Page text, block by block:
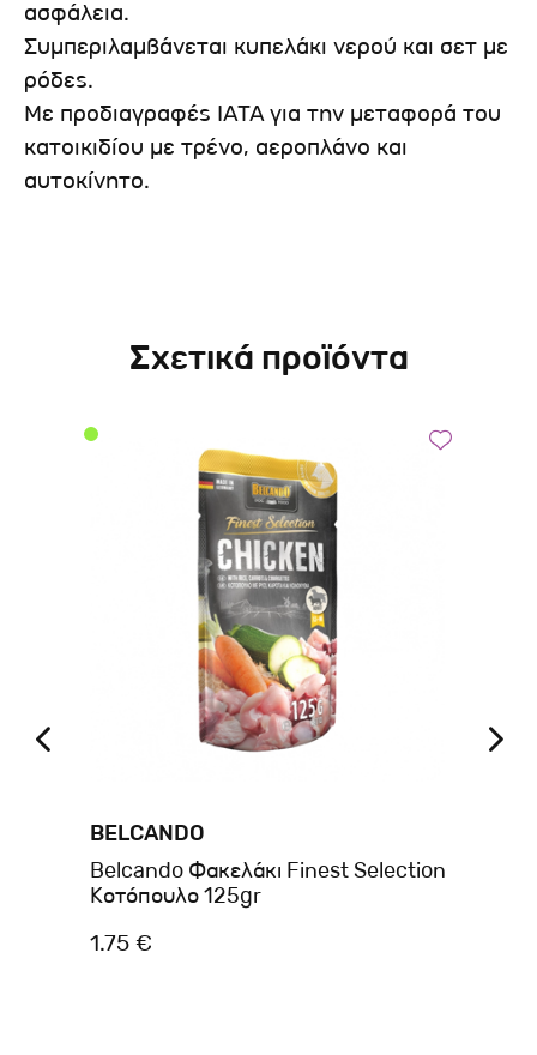
ασφάλεια.
Συμπεριλαμβάνεται κυπελάκι νερού και σετ με
ρόδες.
Με προδιαγραφές IATA για την μεταφορά του
κατοικιδίου με τρένο, αεροπλάνο και
αυτοκίνητο.
Σχετικά προϊόντα
BELCANDO
Belcando Φακελάκι Finest Selection
Κοτόπουλο 125gr
1.75 €